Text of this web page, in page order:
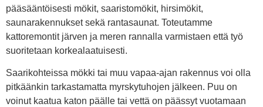
pääsääntöisesti mökit, saaristomökit, hirsimökit,
saunarakennukset sekä rantasaunat. Toteutamme
kattoremontit järven ja meren rannalla varmistaen että työ
suoritetaan korkealaatuisesti.
Saarikohteissa mökki tai muu vapaa-ajan rakennus voi olla
pitkäänkin tarkastamatta myrskytuhojen jälkeen. Puu on
voinut kaatua katon päälle tai vettä on päässyt vuotamaan